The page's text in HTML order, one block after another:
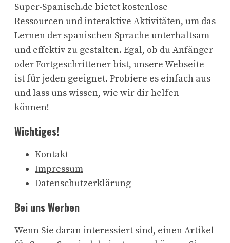
Super-Spanisch.de bietet kostenlose
Ressourcen und interaktive Aktivitäten, um das
Lernen der spanischen Sprache unterhaltsam
und effektiv zu gestalten. Egal, ob du Anfänger
oder Fortgeschrittener bist, unsere Webseite
ist für jeden geeignet. Probiere es einfach aus
und lass uns wissen, wie wir dir helfen
können!
Wichtiges!
Kontakt
Impressum
Datenschutzerklärung
Bei uns Werben
Wenn Sie daran interessiert sind, einen Artikel